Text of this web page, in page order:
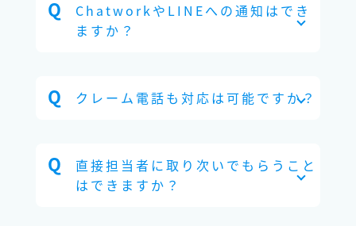
ChatworkやLINEへの通知はでき
ますか？
クレーム電話も対応は可能ですか？
直接担当者に取り次いでもらうこと
はできますか？